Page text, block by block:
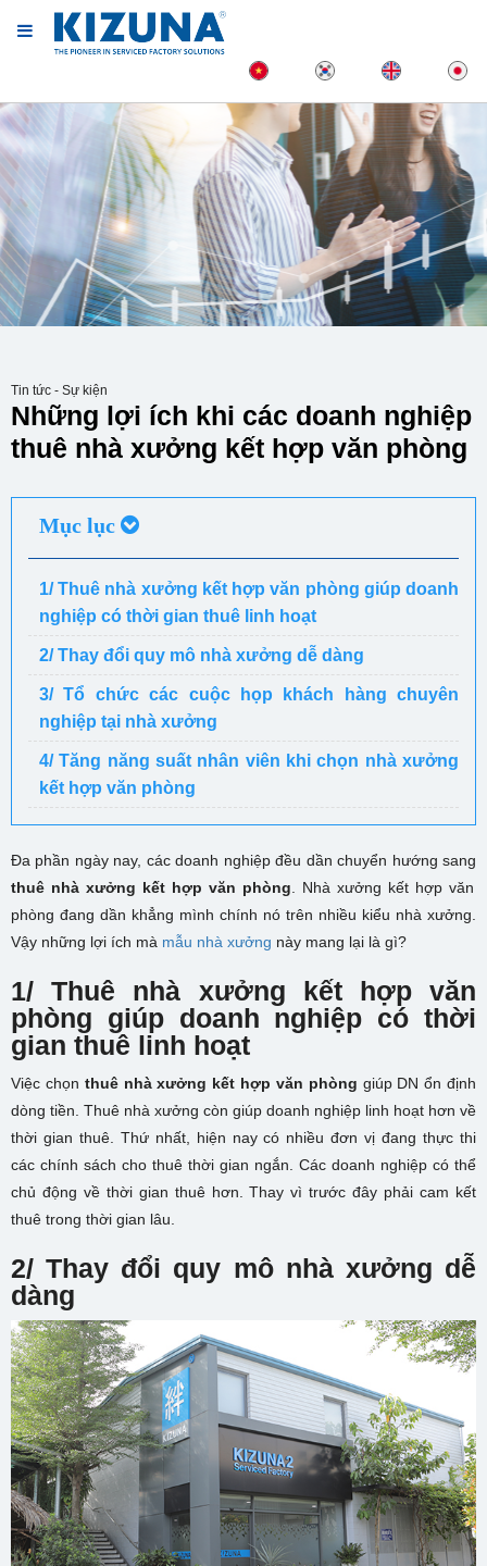
Tin tức - Sự kiện
Những lợi ích khi các doanh nghiệp
thuê nhà xưởng kết hợp văn phòng
Mục lục
1/ Thuê nhà xưởng kết hợp văn phòng giúp doanh
nghiệp có thời gian thuê linh hoạt
2/ Thay đổi quy mô nhà xưởng dễ dàng
3/ Tổ chức các cuộc họp khách hàng chuyên
nghiệp tại nhà xưởng
4/ Tăng năng suất nhân viên khi chọn nhà xưởng
kết hợp văn phòng
Đa phần ngày nay, các doanh nghiệp đều dần chuyển hướng sang
thuê nhà xưởng kết hợp văn phòng . Nhà xưởng kết hợp văn
phòng đang dần khẳng mình chính nó trên nhiều kiểu nhà xưởng.
Vậy những lợi ích mà mẫu nhà xưởng này mang lại là gì?
1/ Thuê nhà xưởng kết hợp văn
phòng giúp doanh nghiệp có thời
gian thuê linh hoạt
Việc chọn thuê nhà xưởng kết hợp văn phòng giúp DN ổn định
dòng tiền. Thuê nhà xưởng còn giúp doanh nghiệp linh hoạt hơn về
thời gian thuê. Thứ nhất, hiện nay có nhiều đơn vị đang thực thi
các chính sách cho thuê thời gian ngắn. Các doanh nghiệp có thể
chủ động về thời gian thuê hơn. Thay vì trước đây phải cam kết
thuê trong thời gian lâu.
2/ Thay đổi quy mô nhà xưởng dễ
dàng